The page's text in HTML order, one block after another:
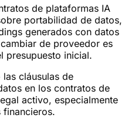
de plataformas IA
portabilidad de datos,
generados con datos
de proveedor es
presupuesto inicial.
cláusulas de
en los contratos de
activo, especialmente
financieros.